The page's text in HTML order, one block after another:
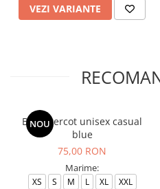
VEZI VARIANTE
NOU
Bluza tercot unisex casual
blue
75,00 RON
Marime:
XS S M L XL XXL